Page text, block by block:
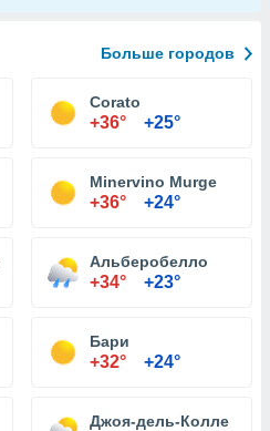
Больше городов
Corato
+36° +25°
Minervino Murge
+36° +24°
Альберобелло
+34° +23°
Бари
+32° +24°
Джоя-дель-Колле